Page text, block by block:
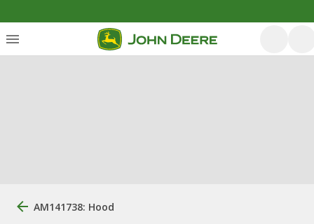
AM141738: Hood